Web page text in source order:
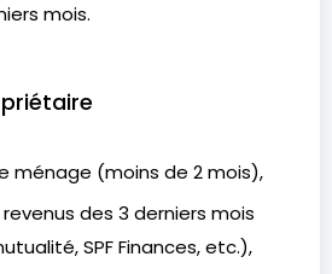
mois.
ménage (moins de 2 mois),
des 3 derniers mois
SPF Finances, etc.),